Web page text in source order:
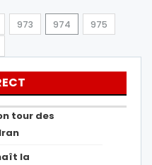
973 974
975
tour des
la